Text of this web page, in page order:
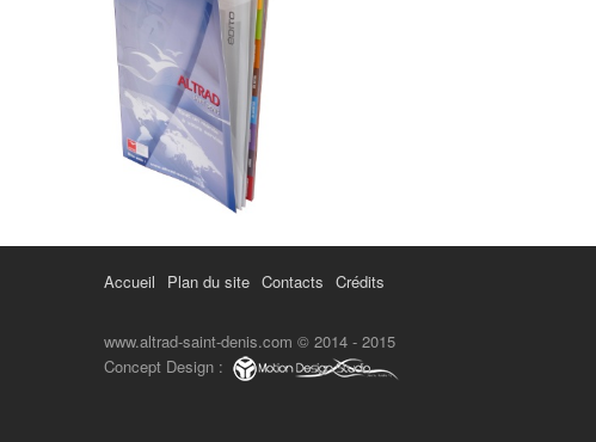
Accueil Plan du site Contacts Crédits
www.altrad-saint-denis.com © 2014 - 2015
Concept Design :